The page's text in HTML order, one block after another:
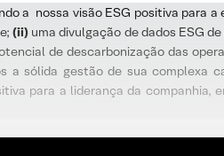
a nossa visão ESG positiva para a
(ii) uma divulgação de dados ESG
de descarbonização das
a sólida gestão de sua complexa
para a liderança da companhia,